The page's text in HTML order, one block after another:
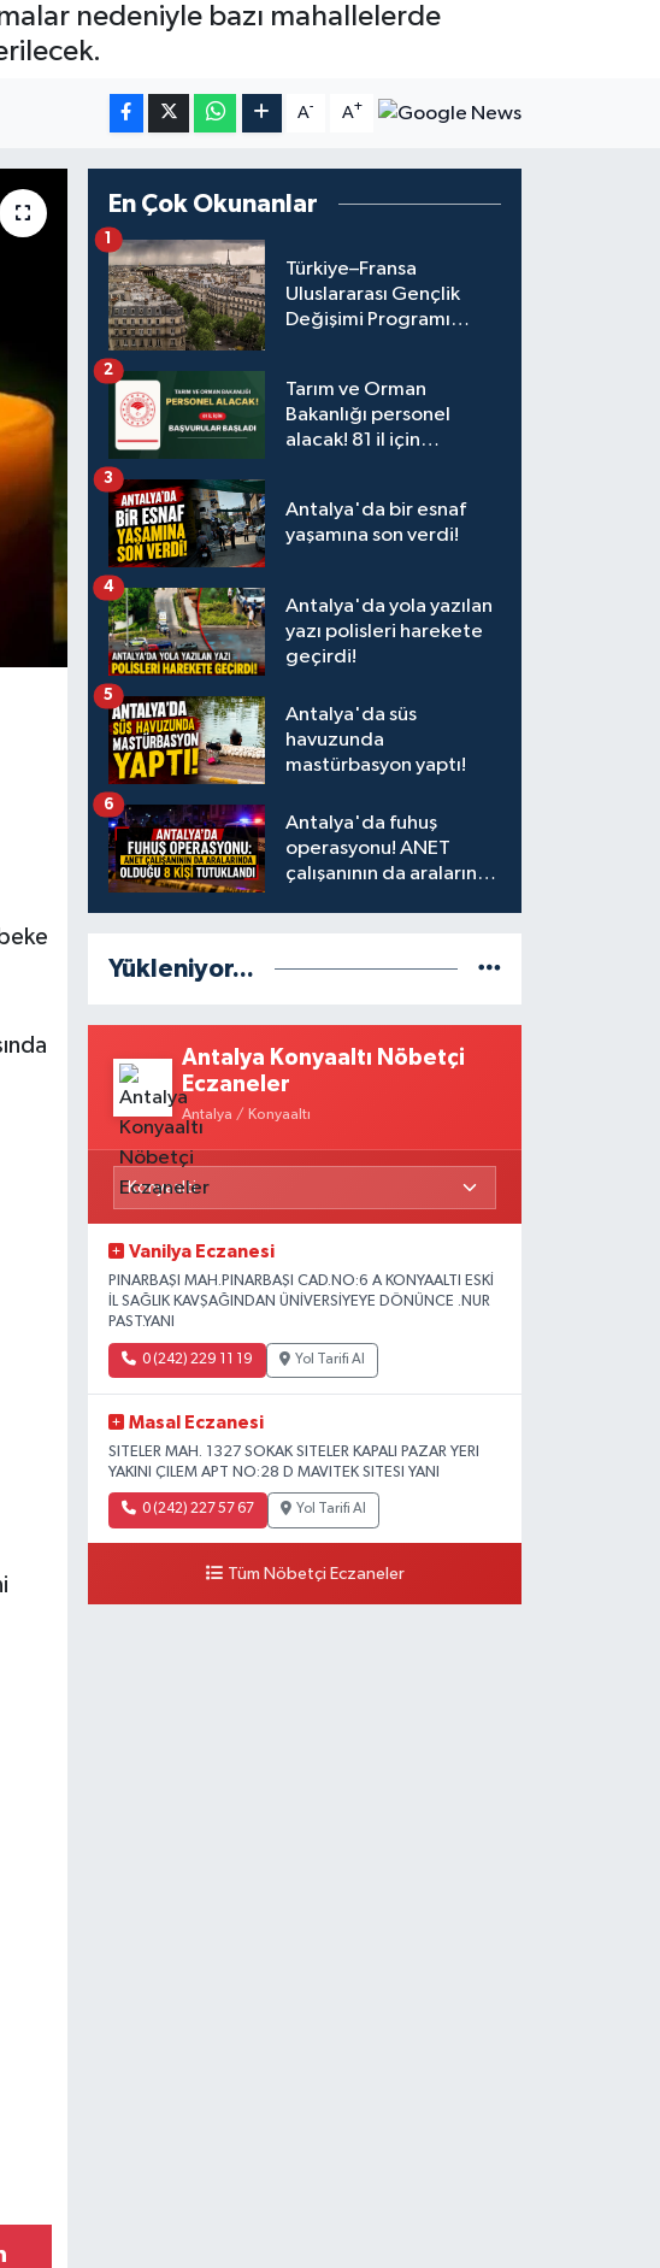
nedeniyle bazı mahallelerde
A- A+
En Çok Okunanlar
Türkiye–Fransa
Uluslararası Gençlik
Değişimi Programı
1
Tarım ve Orman
Bakanlığı personel
alacak! 81 il için
2
Antalya'da bir esnaf
yaşamına son verdi!
3
Antalya'da yola yazılan
yazı polisleri harekete
geçirdi!
4
Antalya'da süs
havuzunda
mastürbasyon yaptı!
5
Antalya'da fuhuş
operasyonu! ANET
çalışanının da aralarında
6
Yükleniyor...
Antalya Konyaaltı Nöbetçi
Eczaneler
Antalya / Konyaaltı
Vanilya Eczanesi
PINARBAŞI MAH.PINARBAŞI CAD.NO:6 A KONYAALTI ESKİ
İL SAĞLIK KAVŞAĞINDAN ÜNİVERSİYEYE DÖNÜNCE .NUR
PAST.YANI
0 (242) 229 11 19 Yol Tarifi Al
Masal Eczanesi
SITELER MAH. 1327 SOKAK SITELER KAPALI PAZAR YERI
YAKINI ÇILEM APT NO:28 D MAVITEK SITESI YANI
0 (242) 227 57 67 Yol Tarifi Al
Tüm Nöbetçi Eczaneler